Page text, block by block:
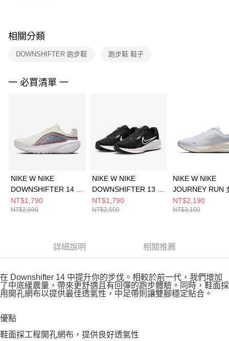
※ 交易是否成功請以「AFTEE先享後付 」之結帳頁面顯示為準，若有關於
是否繳費成功／繳費後需取消欲退款等相關疑問，請聯繫「AFTEE先享後付
客戶支援中心」https://netprotections.freshdesk.com/support/home
１．透過由恩沛科技股份有限公司提供之「AFTEE先享後付」服務完成之交
易，需依本服務之必要範圍內提供個人資料，並將交易相關給付款項請求債
３．未成年的使用者請事先徵得法定代理人或監護人之同意方可使用
「AFTEE先享後付」，若未經同意申辦者引起之損失，本公司不負相關責
任。
４．使用「AFTEE先享後付」時，將依據個別帳號之用戶狀況，依本公司即
５．嚴禁一人註冊多個帳號或使用他人資訊註冊。若發現惡意使用之情形，
恩沛科技股份有限公司將有權停止該用戶之使用額度並採取法律行動。
相關分類
DOWNSHIFTER 跑步鞋 跑步鞋 鞋子
一 必買清單 一
NIKE W NIKE
DOWNSHIFTER 14 女
跑步鞋 IB1899100
NT$1,790
NT$2,500
NIKE W NIKE
DOWNSHIFTER 13 女
跑步鞋 FD6476001
NT$1,790
NT$2,500
NIKE W NIKE
JOURNEY RUN
步鞋 FJ7765119
NT$2,190
NT$3,100
詳細說明 相關推薦
在 Downshifter 14 中提升你的步伐。相較於前一代，我們增加
了中底緩震量，帶來更舒適且有回彈的跑步體驗。同時，鞋面採
用開孔網布以提供最佳透氣性，中足帶則讓雙腳穩定貼合。
優點
鞋面採工程開孔網布，提供良好透氣性